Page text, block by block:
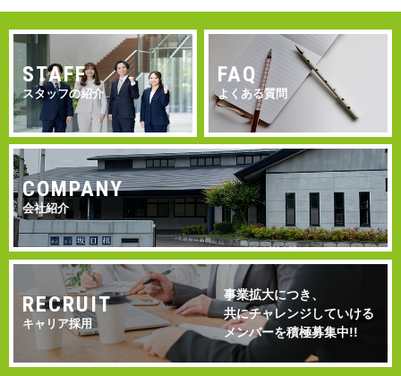
STAFF
スタッフの紹介
FAQ
よくある質問
COMPANY
会社紹介
RECRUIT
キャリア採用
事業拡大につき、
共にチャレンジしていける
メンバーを積極募集中!!